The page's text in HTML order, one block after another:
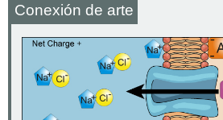
Conexión de arte